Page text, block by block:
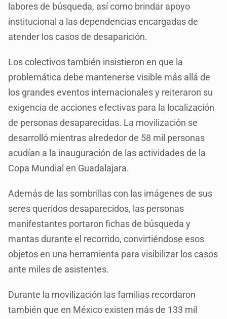
labores de búsqueda, así como brindar apoyo
institucional a las dependencias encargadas de
atender los casos de desaparición.
Los colectivos también insistieron en que la
problemática debe mantenerse visible más allá de
los grandes eventos internacionales y reiteraron su
exigencia de acciones efectivas para la localización
de personas desaparecidas. La movilización se
desarrolló mientras alrededor de 58 mil personas
acudían a la inauguración de las actividades de la
Copa Mundial en Guadalajara.
Además de las sombrillas con las imágenes de sus
seres queridos desaparecidos, las personas
manifestantes portaron fichas de búsqueda y
mantas durante el recorrido, convirtiéndose esos
objetos en una herramienta para visibilizar los casos
ante miles de asistentes.
Durante la movilización las familias recordaron
también que en México existen más de 133 mil